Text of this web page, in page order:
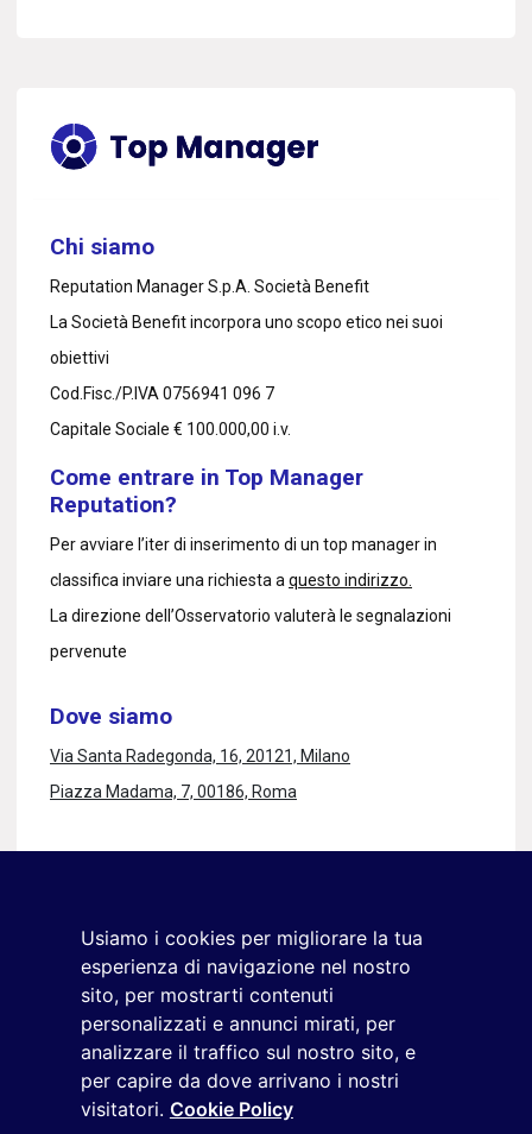
Usiamo i cookies per migliorare la tua
esperienza di navigazione nel nostro
sito, per mostrarti contenuti
personalizzati e annunci mirati, per
analizzare il traffico sul nostro sito, e
per capire da dove arrivano i nostri
visitatori. Cookie Policy
Chi siamo
Reputation Manager S.p.A. Società Benefit
La Società Benefit incorpora uno scopo etico nei suoi
obiettivi
Cod.Fisc./P.IVA 0756941 096 7
Capitale Sociale € 100.000,00 i.v.
Come entrare in Top Manager
Reputation?
Per avviare l’iter di inserimento di un top manager in
classifica inviare una richiesta a questo indirizzo.
La direzione dell’Osservatorio valuterà le segnalazioni
pervenute
Dove siamo
Via Santa Radegonda, 16, 20121, Milano
Piazza Madama, 7, 00186, Roma
+39 02 9285 01
osservatorio.topmanager@reputationmanager.it
Copyright ©2026 Reputation Manager S.p.A. Società
Benefit | All rights reserved |Login